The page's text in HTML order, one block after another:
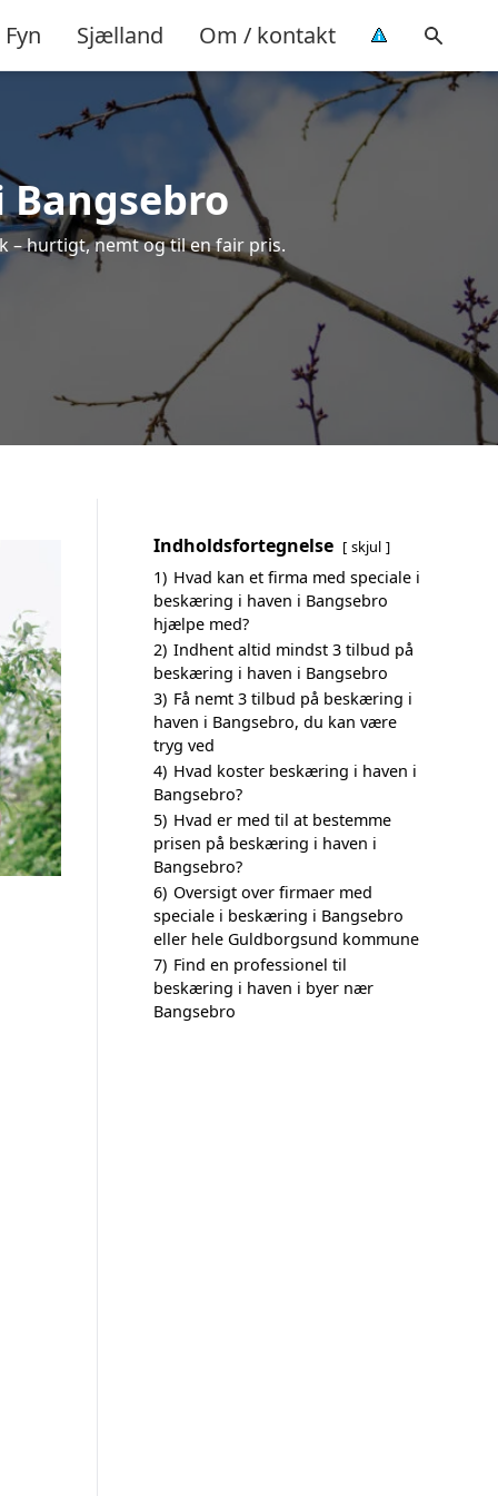
Fyn Sjælland Om / kontakt
– hurtigt, nemt og til en fair pris.
Indholdsfortegnelse skjul
1) Hvad kan et firma med speciale i
beskæring i haven i Bangsebro
hjælpe med?
2) Indhent altid mindst 3 tilbud på
beskæring i haven i Bangsebro
3) Få nemt 3 tilbud på beskæring i
haven i Bangsebro, du kan være
tryg ved
4) Hvad koster beskæring i haven i
Bangsebro?
5) Hvad er med til at bestemme
prisen på beskæring i haven i
Bangsebro?
6) Oversigt over firmaer med
speciale i beskæring i Bangsebro
eller hele Guldborgsund kommune
7) Find en professionel til
beskæring i haven i byer nær
Bangsebro